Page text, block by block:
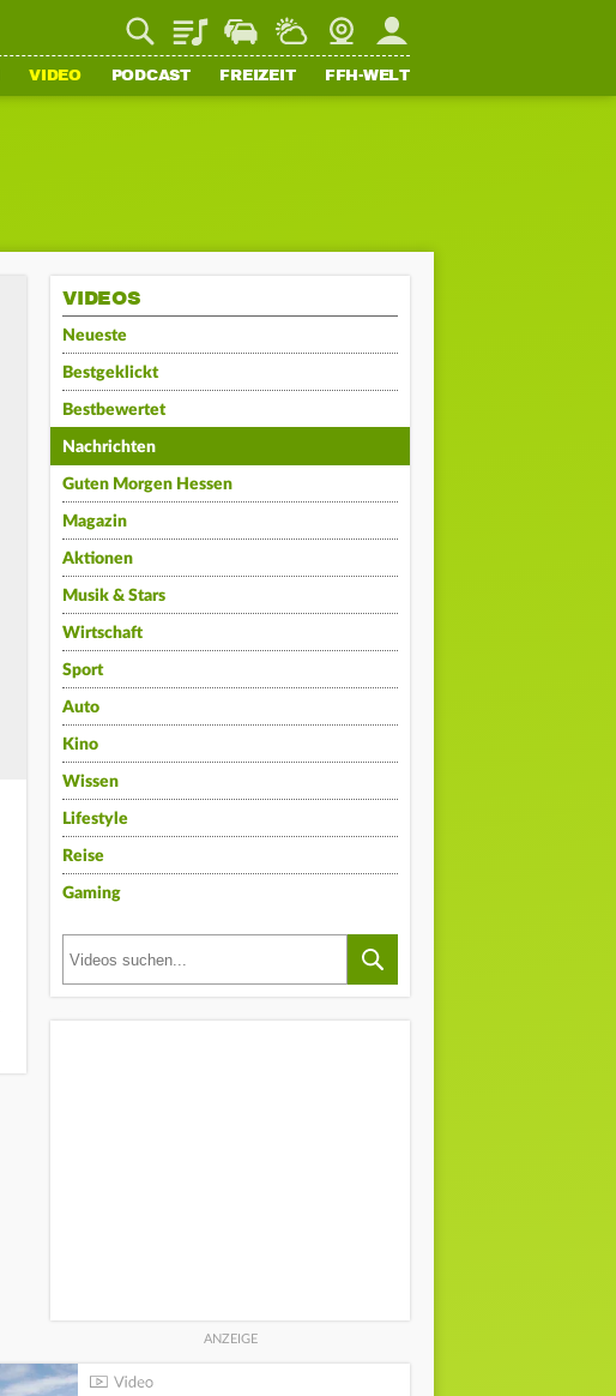
PlaylistStaupilotWetterWebcamMein FFH
VIDEO PODCAST FREIZEIT FFH-WELT
VIDEOS
Neueste
Bestgeklickt
Bestbewertet
Nachrichten
Guten Morgen Hessen
Magazin
Aktionen
Musik & Stars
Wirtschaft
Sport
Auto
Kino
Wissen
Lifestyle
Reise
Gaming